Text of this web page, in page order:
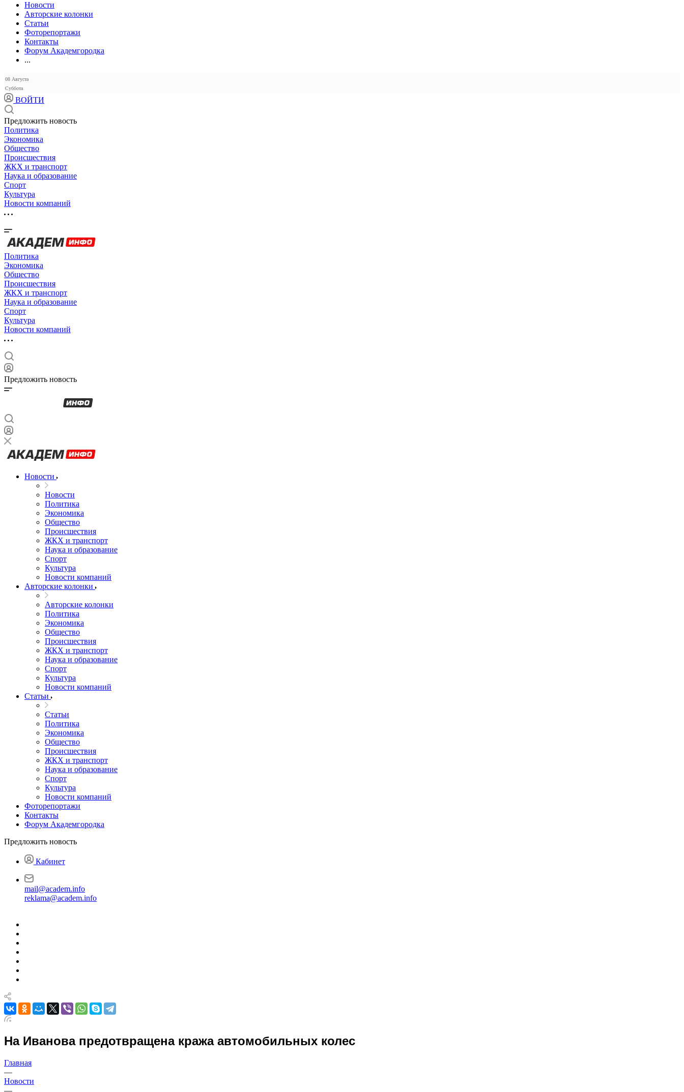
Новости
Авторские колонки
Статьи
Фоторепортажи
Контакты
Форум Академгородка
...
08 Августа
Суббота
ВОЙТИ
Предложить новость
Политика
Экономика
Общество
Происшествия
ЖКХ и транспорт
Наука и образование
Спорт
Культура
Новости компаний
Политика
Экономика
Общество
Происшествия
ЖКХ и транспорт
Наука и образование
Спорт
Культура
Новости компаний
Предложить новость
Новости
Новости
Политика
Экономика
Общество
Происшествия
ЖКХ и транспорт
Наука и образование
Спорт
Культура
Новости компаний
Авторские колонки
Авторские колонки
Политика
Экономика
Общество
Происшествия
ЖКХ и транспорт
Наука и образование
Спорт
Культура
Новости компаний
Статьи
Статьи
Политика
Экономика
Общество
Происшествия
ЖКХ и транспорт
Наука и образование
Спорт
Культура
Новости компаний
Фоторепортажи
Контакты
Форум Академгородка
Предложить новость
Кабинет
mail@academ.info
reklama@academ.info
На Иванова предотвращена кража автомобильных колес
Главная
—
Новости
—